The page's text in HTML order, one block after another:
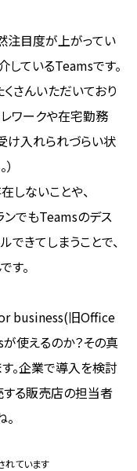
注目度が上がってい
しているTeamsです。
さんいただいており
レワークや在宅勤務
け入れられづらい状
しないことや、
でもTeamsのデス
できてしまうことで、
す。
business(旧Office
使えるのか？その真
。企業で導入を検討
る販売店の担当者
れています